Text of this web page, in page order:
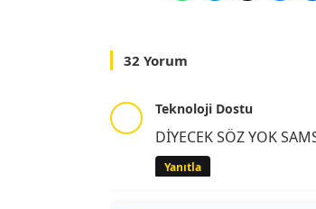
32 Yorum
Teknoloji Dostu
DİYECEK SÖZ YOK
Yanıtla